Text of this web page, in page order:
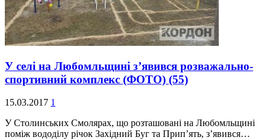
У селі на Любомльщині з’явився розважально-
спортивний комплекс (ФОТО) (55)
15.03.2017 1
У Столинських Смолярах, що розташовані на Любомльщині
поміж вододілу річок Західний Буг та Прип’ять, з’явився…